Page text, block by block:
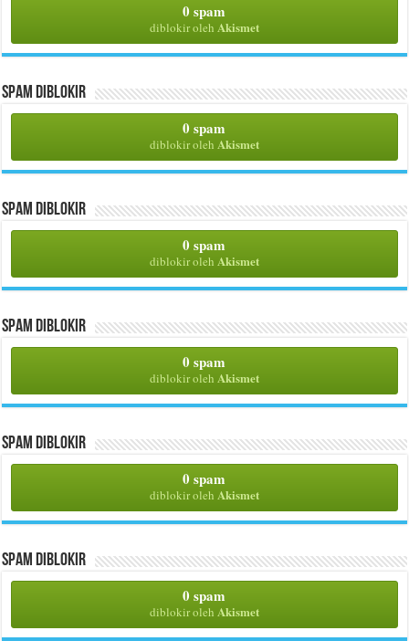
0 spam
diblokir oleh Akismet
Spam Diblokir
0 spam
diblokir oleh Akismet
Spam Diblokir
0 spam
diblokir oleh Akismet
Spam Diblokir
0 spam
diblokir oleh Akismet
Spam Diblokir
0 spam
diblokir oleh Akismet
Spam Diblokir
0 spam
diblokir oleh Akismet